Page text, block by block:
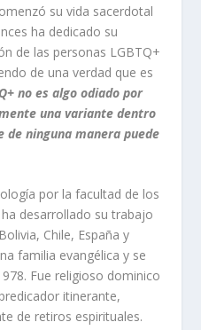
su vida sacerdotal
ha dedicado su
de las personas LGBTQ+
de una verdad que es
no es algo odiado por
una variante dentro
de ninguna manera puede
por la facultad de los
desarrollado su trabajo
Chile, España y
familia evangélica y se
Fue religioso dominico
itinerante,
de retiros espirituales.